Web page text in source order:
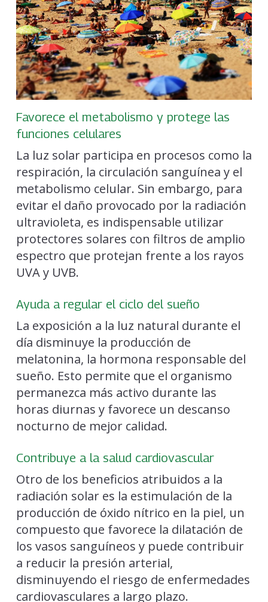
Favorece el metabolismo y protege las
funciones celulares
La luz solar participa en procesos como la
respiración, la circulación sanguínea y el
metabolismo celular. Sin embargo, para
evitar el daño provocado por la radiación
ultravioleta, es indispensable utilizar
protectores solares con filtros de amplio
espectro que protejan frente a los rayos
UVA y UVB.
Ayuda a regular el ciclo del sueño
La exposición a la luz natural durante el
día disminuye la producción de
melatonina, la hormona responsable del
sueño. Esto permite que el organismo
permanezca más activo durante las
horas diurnas y favorece un descanso
nocturno de mejor calidad.
Contribuye a la salud cardiovascular
Otro de los beneficios atribuidos a la
radiación solar es la estimulación de la
producción de óxido nítrico en la piel, un
compuesto que favorece la dilatación de
los vasos sanguíneos y puede contribuir
a reducir la presión arterial,
disminuyendo el riesgo de enfermedades
cardiovasculares a largo plazo.